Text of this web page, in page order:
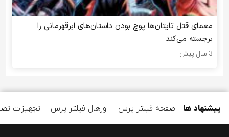
معمای قتل تایتان‌ها پوچ بودن داستان‌های ابرقهرمانی را
برجسته می‌کند
3 سال پیش
پیشنهاد ها تجهیزات اورهال فیلتر پرس صفحه فیلتر پرس